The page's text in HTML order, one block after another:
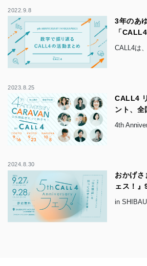
2022.9.8
3年のあ
「
CALL4は
2023.8.25
CALL4
ント、全
4th
2024.8.30
おかげ
ェス！
in